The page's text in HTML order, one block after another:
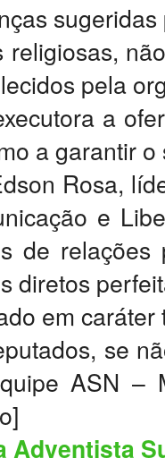
religiosas,
pela
a
a garantir
Rosa,
e
de
diretos
em
se
ASN –
Adventista